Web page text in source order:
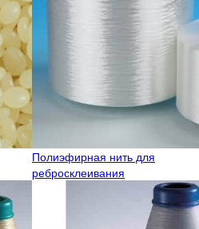
Полиэфирная нить для
ребросклеивания